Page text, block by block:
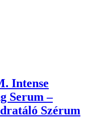
Intense
Serum –
Szérum